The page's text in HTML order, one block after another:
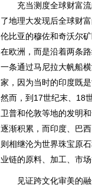
充当测度全球财富流
了地理大发现后全球财
伦比亚的穆佐和奇沃尔
在欧洲，而是沿着两条
一条通过马尼拉大帆船
家，因为当时的印度既
然而，到17世纪末、18
卫普和伦敦等地的发明
逐渐积累，而印度、巴
则相继沦为世界珠宝原
业链的原料、加工、市
见证跨文化审美的融